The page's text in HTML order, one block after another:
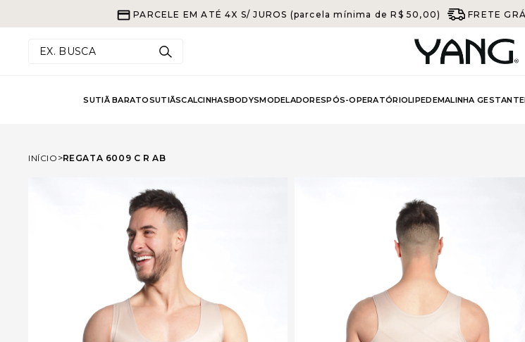
PARCELE EM ATÉ 4X S/ JUROS (parcela mínima de R$ 50,00) FRETE
EX. BUSCA
SUTIÃ BARATOSUTIÃSCALCINHASBODYSMODELADORESPÓS-OPERATÓRIOLIPEDEMALINHA GESTANTE
INÍCIO REGATA 6009 C R AB